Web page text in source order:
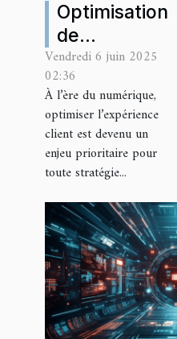
Optimisation
de
l'expérience
client grâce
aux
chatbots
dans le
marketing
Vendredi 6 juin 2025
02:36
À l’ère du numérique,
optimiser l’expérience
client est devenu un
enjeu prioritaire pour
toute stratégie...